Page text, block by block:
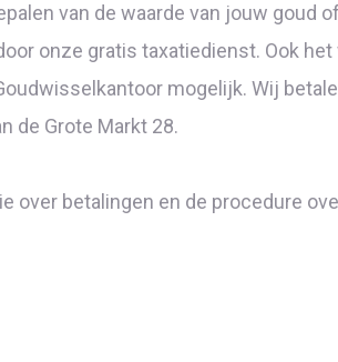
van de waarde van jouw goud
onze gratis taxatiedienst. Ook
mogelijk. Wij
de Grote Markt 28.
over betalingen en de procedure